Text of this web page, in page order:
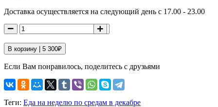
Доставка осуществляется на следующий день с 17.00 - 23.00
В корзину | 5 300₽
Если Вам понравилось, поделитесь с друзьями
Теги: Еда на неделю по средам в декабре